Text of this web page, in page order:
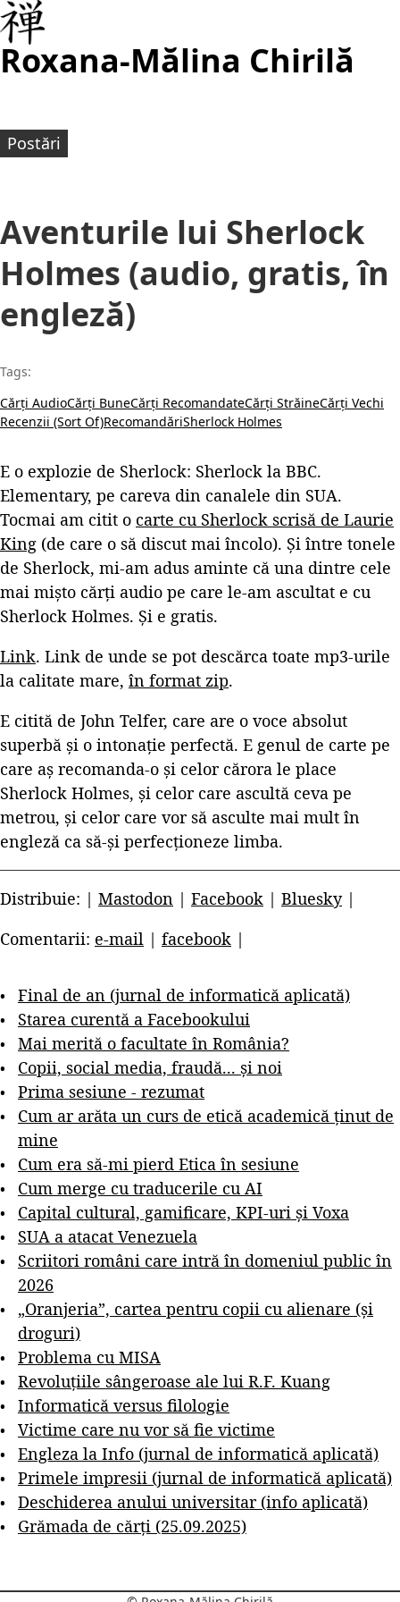
Roxana-Mălina Chirilă
Postări
Aventurile lui Sherlock
Holmes (audio, gratis, în
engleză)
Tags:
Cărți AudioCărți BuneCărți RecomandateCărți StrăineCărți Vechi
Recenzii (Sort Of)RecomandăriSherlock Holmes
E o explozie de Sherlock: Sherlock la BBC.
Elementary, pe careva din canalele din SUA.
Tocmai am citit o carte cu Sherlock scrisă de Laurie
King (de care o să discut mai încolo). Și între tonele
de Sherlock, mi-am adus aminte că una dintre cele
mai mișto cărți audio pe care le-am ascultat e cu
Sherlock Holmes. Și e gratis.
Link. Link de unde se pot descărca toate mp3-urile
la calitate mare, în format zip.
E citită de John Telfer, care are o voce absolut
superbă și o intonație perfectă. E genul de carte pe
care aș recomanda-o și celor cărora le place
Sherlock Holmes, și celor care ascultă ceva pe
metrou, și celor care vor să asculte mai mult în
engleză ca să-și perfecționeze limba.
Distribuie: | Mastodon | Facebook | Bluesky|
Comentarii: e-mail | facebook |
Final de an (jurnal de informatică aplicată)
Starea curentă a Facebookului
Mai merită o facultate în România?
Copii, social media, fraudă... și noi
Prima sesiune - rezumat
Cum ar arăta un curs de etică academică ținut de
mine
Cum era să-mi pierd Etica în sesiune
Cum merge cu traducerile cu AI
Capital cultural, gamificare, KPI-uri și Voxa
SUA a atacat Venezuela
Scriitori români care intră în domeniul public în
2026
„Oranjeria”, cartea pentru copii cu alienare (și
droguri)
Problema cu MISA
Revoluțiile sângeroase ale lui R.F. Kuang
Informatică versus filologie
Victime care nu vor să fie victime
Engleza la Info (jurnal de informatică aplicată)
Primele impresii (jurnal de informatică aplicată)
Deschiderea anului universitar (info aplicată)
Grămada de cărți (25.09.2025)